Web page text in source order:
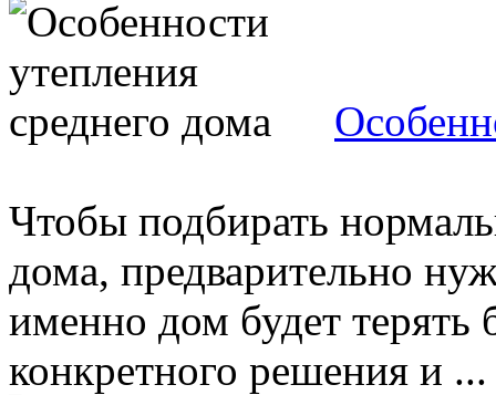
Чтобы подбирать
дома, предварительно
именно дом будет терять
конкретного решения и ...